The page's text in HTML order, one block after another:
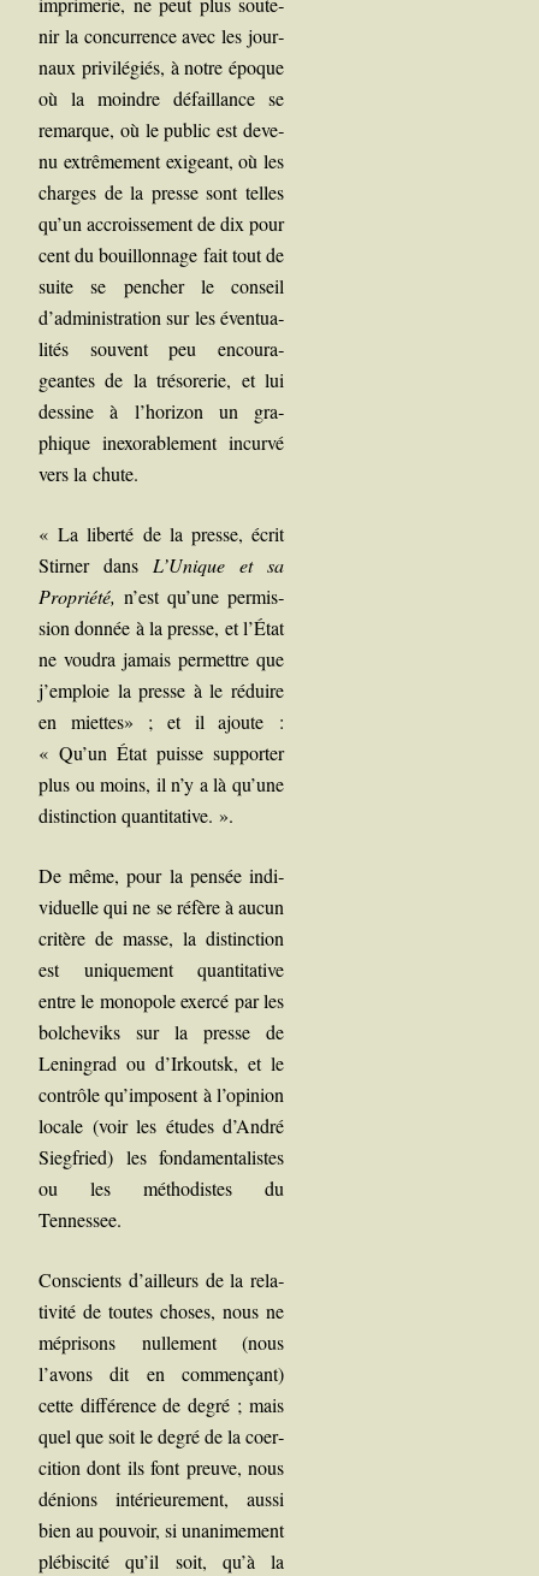
nir la concur­rence avec les jour­
naux pri­vi­lé­giés, à notre époque
où la moindre défaillance se
remarque, où le public est deve­
nu extrê­me­ment exi­geant, où les
charges de la presse sont telles
qu’un accrois­se­ment de dix pour
cent du bouillon­nage fait tout de
suite se pen­cher le conseil
d’administration sur les éven­tua­
li­tés sou­vent peu encou­ra­
geantes de la tré­so­re­rie, et lui
des­sine à l’horizon un gra­
phique inexo­ra­ble­ment incur­vé
vers la chute.
« La liber­té de la presse, écrit
Stir­ner dans L’Unique et sa
Pro­prié­té, n’est qu’une per­mis­
sion don­née à la presse, et l’État
ne vou­dra jamais per­mettre que
j’emploie la presse à le réduire
en miettes» ; et il ajoute :
« Qu’un État puisse sup­por­ter
plus ou moins, il n’y a là qu’une
dis­tinc­tion quantitative. ».
De même, pour la pen­sée indi­
vi­duelle qui ne se réfère à aucun
cri­tère de masse, la dis­tinc­tion
est uni­que­ment quan­ti­ta­tive
entre le mono­pole exer­cé par les
bol­che­viks sur la presse de
Lenin­grad ou d’Irkoutsk, et le
contrôle qu’imposent à l’opinion
locale (voir les études d’André
Sieg­fried) les fon­da­men­ta­listes
ou les métho­distes du
Tennessee.
Conscients d’ailleurs de la rela­
ti­vi­té de toutes choses, nous ne
mépri­sons nul­le­ment (nous
l’avons dit en com­men­çant)
cette dif­fé­rence de degré ; mais
quel que soit le degré de la coer­
ci­tion dont ils font preuve, nous
dénions inté­rieu­re­ment, aus­si
bien au pou­voir, si una­ni­me­ment
plé­bis­ci­té qu’il soit, qu’à la